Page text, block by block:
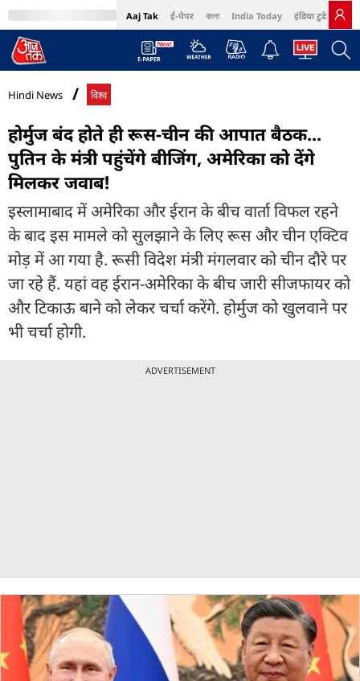
Aaj Tak ई-पेपर বাংলা India Today इंडिया टुडे हिंदी
MumbaiTak Cosmopolitan Harper's Bazaar Northeast
Hindi News विश्व
होर्मुज बंद होते ही रूस-चीन की आपात बैठक...
पुतिन के मंत्री पहुंचेंगे बीजिंग, अमेरिका को देंगे
मिलकर जवाब!
इस्लामाबाद में अमेरिका और ईरान के बीच वार्ता विफल रहने
के बाद इस मामले को सुलझाने के लिए रूस और चीन एक्टिव
मोड़ में आ गया है. रूसी विदेश मंत्री मंगलवार को चीन दौरे पर
जा रहे हैं. यहां वह ईरान-अमेरिका के बीच जारी सीजफायर को
और टिकाऊ बाने को लेकर चर्चा करेंगे. होर्मुज को खुलवाने पर
भी चर्चा होगी.
ADVERTISEMENT